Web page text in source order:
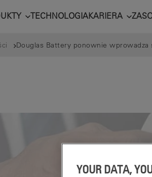
TECHNOLOGIAKARIERA
Douglas Battery ponownie
YOUR DATA,